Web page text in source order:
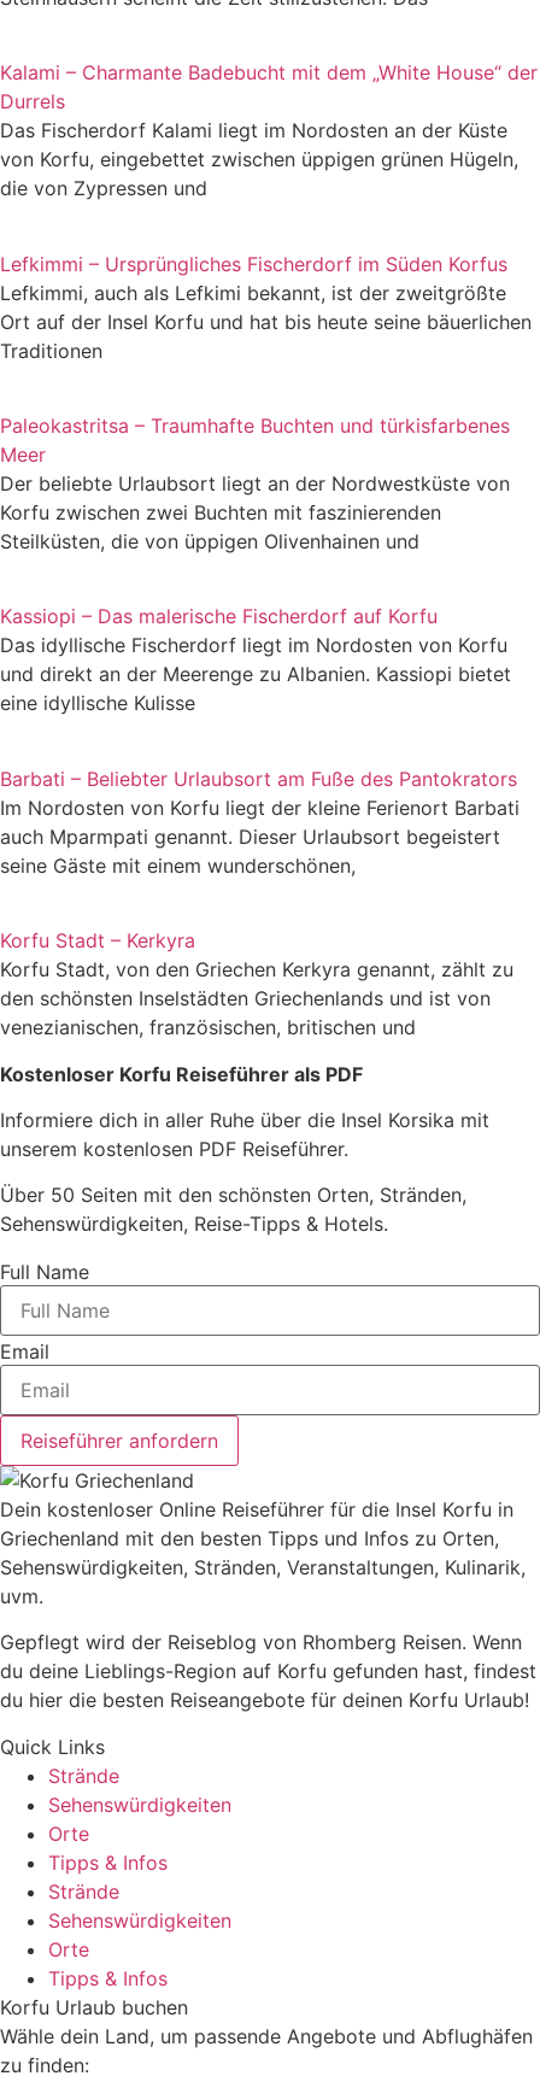
Kalami – Charmante Badebucht mit dem „White House“ der
Durrels
Das Fischerdorf Kalami liegt im Nordosten an der Küste
von Korfu, eingebettet zwischen üppigen grünen Hügeln,
die von Zypressen und
Lefkimmi – Ursprüngliches Fischerdorf im Süden Korfus
Lefkimmi, auch als Lefkimi bekannt, ist der zweitgrößte
Ort auf der Insel Korfu und hat bis heute seine bäuerlichen
Traditionen
Paleokastritsa – Traumhafte Buchten und türkisfarbenes
Meer
Der beliebte Urlaubsort liegt an der Nordwestküste von
Korfu zwischen zwei Buchten mit faszinierenden
Steilküsten, die von üppigen Olivenhainen und
Kassiopi – Das malerische Fischerdorf auf Korfu
Das idyllische Fischerdorf liegt im Nordosten von Korfu
und direkt an der Meerenge zu Albanien. Kassiopi bietet
eine idyllische Kulisse
Barbati – Beliebter Urlaubsort am Fuße des Pantokrators
Im Nordosten von Korfu liegt der kleine Ferienort Barbati
auch Mparmpati genannt. Dieser Urlaubsort begeistert
seine Gäste mit einem wunderschönen,
Korfu Stadt – Kerkyra
Korfu Stadt, von den Griechen Kerkyra genannt, zählt zu
den schönsten Inselstädten Griechenlands und ist von
venezianischen, französischen, britischen und
Kostenloser Korfu Reiseführer als PDF
Informiere dich in aller Ruhe über die Insel Korsika mit
unserem kostenlosen PDF Reiseführer.
Über 50 Seiten mit den schönsten Orten, Stränden,
Sehenswürdigkeiten, Reise-Tipps & Hotels.
Full Name
Email
Reiseführer anfordern
Dein kostenloser Online Reiseführer für die Insel Korfu in
Griechenland mit den besten Tipps und Infos zu Orten,
Sehenswürdigkeiten, Stränden, Veranstaltungen, Kulinarik,
uvm.
Gepflegt wird der Reiseblog von Rhomberg Reisen. Wenn
du deine Lieblings-Region auf Korfu gefunden hast, findest
du hier die besten Reiseangebote für deinen Korfu Urlaub!
Quick Links
Strände
Sehenswürdigkeiten
Orte
Tipps & Infos
Strände
Sehenswürdigkeiten
Orte
Tipps & Infos
Korfu Urlaub buchen
Wähle dein Land, um passende Angebote und Abflughäfen
zu finden: